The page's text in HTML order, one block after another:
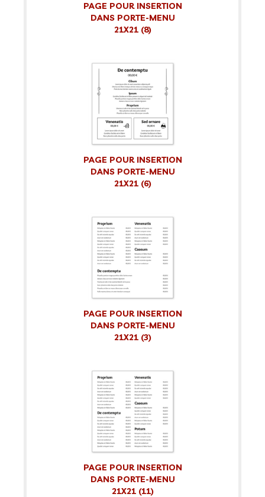
PAGE POUR INSERTION
DANS PORTE-MENU
21X21 (8)
PAGE POUR INSERTION
DANS PORTE-MENU
21X21 (6)
PAGE POUR INSERTION
DANS PORTE-MENU
21X21 (3)
PAGE POUR INSERTION
DANS PORTE-MENU
21X21 (11)